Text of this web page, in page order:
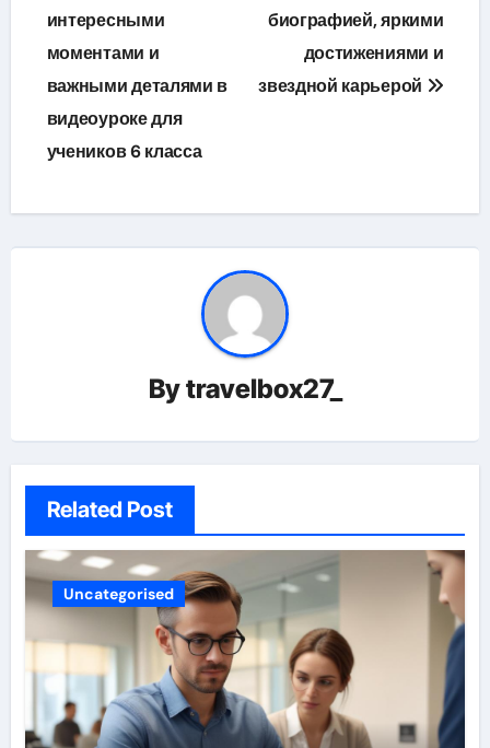
интересными
моментами и
важными деталями в
видеоуроке для
учеников 6 класса
биографией, яркими
достижениями и
звездной карьерой
Bytravelbox27_
Related Post
Uncategorised